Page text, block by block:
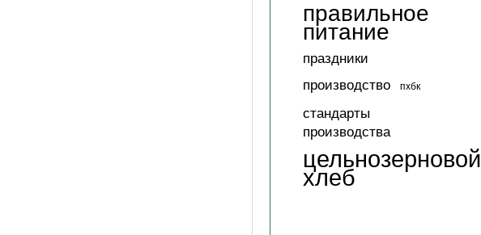
правильное
питание
праздники
производство
пхбк
стандарты
производства
цельнозерновой
хлеб